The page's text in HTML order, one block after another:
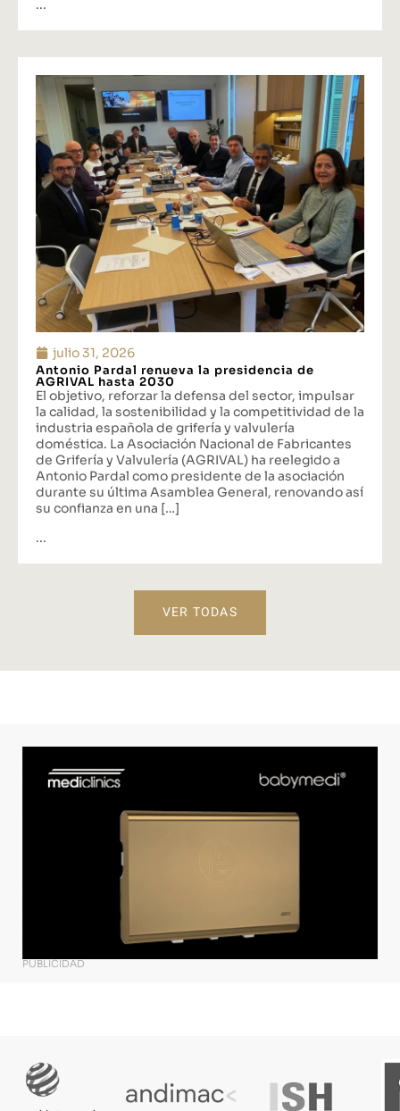
...
julio 31, 2026
Antonio Pardal renueva la presidencia de
AGRIVAL hasta 2030
El objetivo, reforzar la defensa del sector, impulsar
la calidad, la sostenibilidad y la competitividad de la
industria española de grifería y valvulería
doméstica. La Asociación Nacional de Fabricantes
de Grifería y Valvulería (AGRIVAL) ha reelegido a
Antonio Pardal como presidente de la asociación
durante su última Asamblea General, renovando así
su confianza en una […]
...
VER TODAS
PUBLICIDAD